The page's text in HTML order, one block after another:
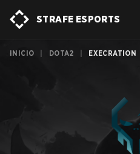
STRAFE ESPORTS
INICIO DOTA2 EXECRATION